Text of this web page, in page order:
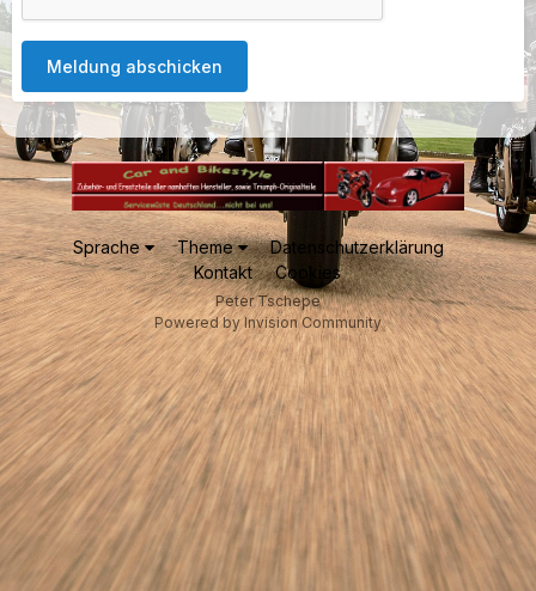
Meldung abschicken
Sprache Theme
Datenschutzerklärung
Kontakt
Cookies
Peter Tschepe
Powered by Invision Community